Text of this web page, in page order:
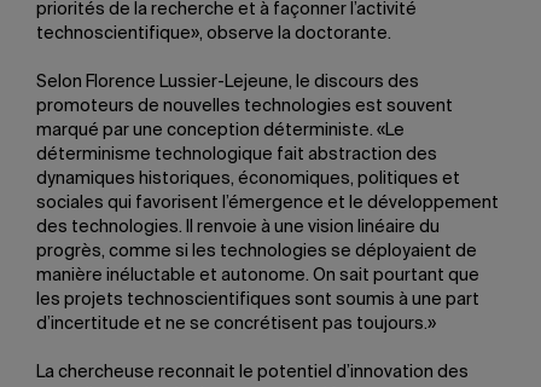
priorités de la recherche et à façonner l’activité
technoscientifique», observe la doctorante.
Selon Florence Lussier-Lejeune, le discours des
promoteurs de nouvelles technologies est souvent
marqué par une conception déterministe. «Le
déterminisme technologique fait abstraction des
dynamiques historiques, économiques, politiques et
sociales qui favorisent l’émergence et le développement
des technologies. Il renvoie à une vision linéaire du
progrès, comme si les technologies se déployaient de
manière inéluctable et autonome. On sait pourtant que
les projets technoscientifiques sont soumis à une part
d’incertitude et ne se concrétisent pas toujours.»
La chercheuse reconnait le potentiel d’innovation des